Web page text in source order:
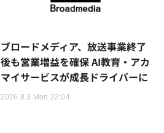
ブロードメディア、放送事業終了
後も営業増益を確保 AI教育・アカ
マイサービスが成長ドライバーに
2026.8.3 Mon 22:04